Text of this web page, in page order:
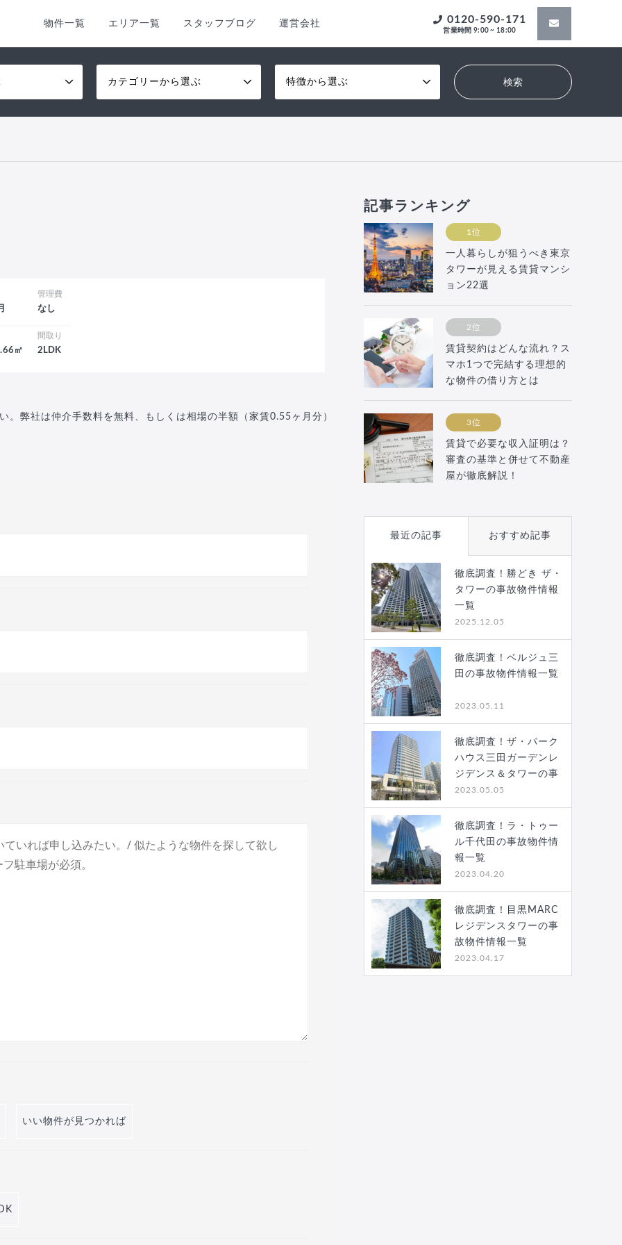
物件一覧 エリア一覧 スタッフブログ 運営会社 0120-590-171
営業時間 9:00 ~ 18:00
カテゴリーから選ぶ 特徴から選ぶ
管理費
なし
㎡
間取り
2LDK
。弊社は仲介手数料を無料、もしくは相場の半額（家賃0.55ヶ月分）
いい物件が見つかれば
記事ランキング
1位
一人暮らしが狙うべき東京
タワーが見える賃貸マンシ
ョン22選
2位
賃貸契約はどんな流れ？ス
マホ1つで完結する理想的
な物件の借り方とは
3位
賃貸で必要な収入証明は？
審査の基準と併せて不動産
屋が徹底解説！
最近の記事 おすすめ記事
徹底調査！勝どき ザ・
タワーの事故物件情報
一覧
2025.12.05
徹底調査！ベルジュ三
田の事故物件情報一覧
2023.05.11
徹底調査！ザ・パーク
ハウス三田ガーデンレ
ジデンス＆タワーの事
故…
2023.05.05
徹底調査！ラ・トゥー
ル千代田の事故物件情
報一覧
2023.04.20
徹底調査！目黒MARC
レジデンスタワーの事
故物件情報一覧
2023.04.17